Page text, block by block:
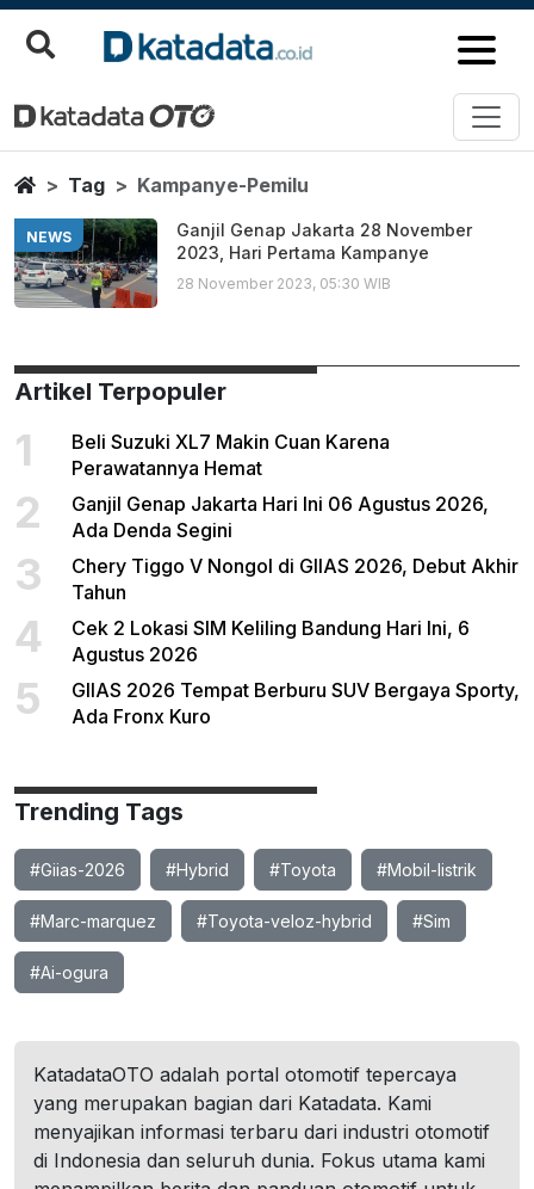
Kampanye Pemilu
Berita Terbaru
HomeTag Kampanye-Pemilu
NEWS
Ganjil Genap Jakarta 28 November
2023, Hari Pertama Kampanye
28 November 2023, 05:30 WIB
Artikel Terpopuler
1
Beli Suzuki XL7 Makin Cuan Karena
Perawatannya Hemat
2
Ganjil Genap Jakarta Hari Ini 06 Agustus 2026,
Ada Denda Segini
3
Chery Tiggo V Nongol di GIIAS 2026, Debut Akhir
Tahun
4
Cek 2 Lokasi SIM Keliling Bandung Hari Ini, 6
Agustus 2026
5
GIIAS 2026 Tempat Berburu SUV Bergaya Sporty,
Ada Fronx Kuro
Trending Tags
#Giias-2026 #Hybrid #Toyota #Mobil-listrik
#Marc-marquez #Toyota-veloz-hybrid #Sim
#Ai-ogura
KatadataOTO adalah portal otomotif tepercaya
yang merupakan bagian dari Katadata. Kami
menyajikan informasi terbaru dari industri otomotif
di Indonesia dan seluruh dunia. Fokus utama kami